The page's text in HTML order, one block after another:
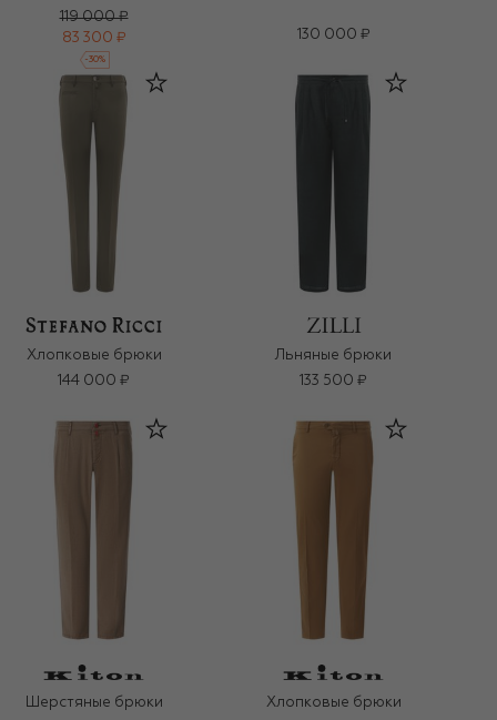
119 000 ₽
83 300 ₽
-30%
130 000 ₽
Хлопковые брюки
144 000 ₽
Льняные брюки
133 500 ₽
Шерстяные брюки
Хлопковые брюки